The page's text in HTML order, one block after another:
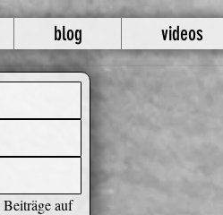
blog videos
Beiträge auf